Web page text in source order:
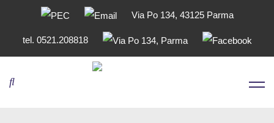
Via Po 134, 43125 Parma
tel. 0521.208818
navigation
content